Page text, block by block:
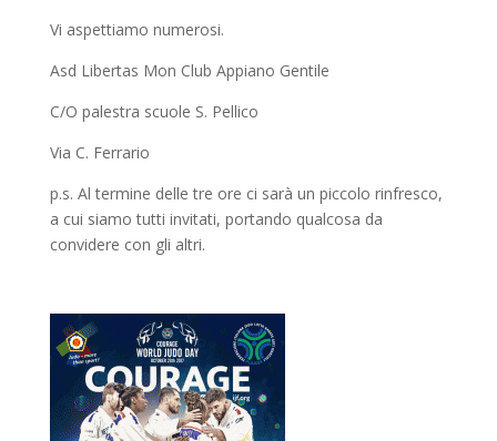
Vi aspettiamo numerosi.
Asd Libertas Mon Club Appiano Gentile
C/O palestra scuole S. Pellico
Via C. Ferrario
p.s. Al termine delle tre ore ci sarà un piccolo rinfresco,
a cui siamo tutti invitati, portando qualcosa da
convidere con gli altri.